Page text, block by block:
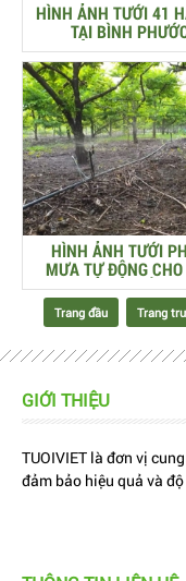
HÌNH ẢNH TƯỚI 41
TẠI BÌNH
HÌNH ẢNH TƯỚI
MƯA TỰ ĐỘNG
NA (MÃNG CẦU
Trang đầu Trang
GIỚI THIỆU
TUOIVIET là đơn vị
đảm bảo hiệu quả và